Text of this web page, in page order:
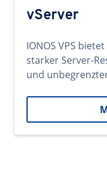
vServer
IONOS VPS
starker Server-
und